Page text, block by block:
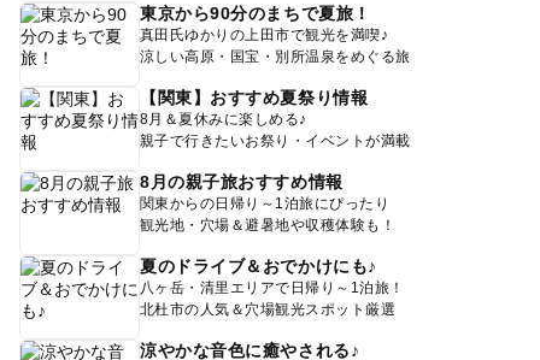
東京から90分のまちで夏旅！
真田氏ゆかりの上田市で観光を満喫♪
涼しい高原・国宝・別所温泉をめぐる旅
【関東】おすすめ夏祭り情報
8月＆夏休みに楽しめる♪
親子で行きたいお祭り・イベントが満載
8月の親子旅おすすめ情報
関東からの日帰り～1泊旅にぴったり
観光地・穴場＆避暑地や収穫体験も！
夏のドライブ＆おでかけにも♪
八ヶ岳・清里エリアで日帰り～1泊旅！
北杜市の人気＆穴場観光スポット厳選
涼やかな音色に癒やされる♪